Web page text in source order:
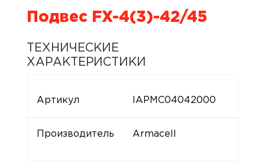
Подвес FX-4(3)-42/45
ТЕХНИЧЕСКИЕ
ХАРАКТЕРИСТИКИ
Артикул IAPMC04042000
Производитель Armacell